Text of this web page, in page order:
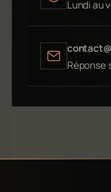
Lundi au
Réponse